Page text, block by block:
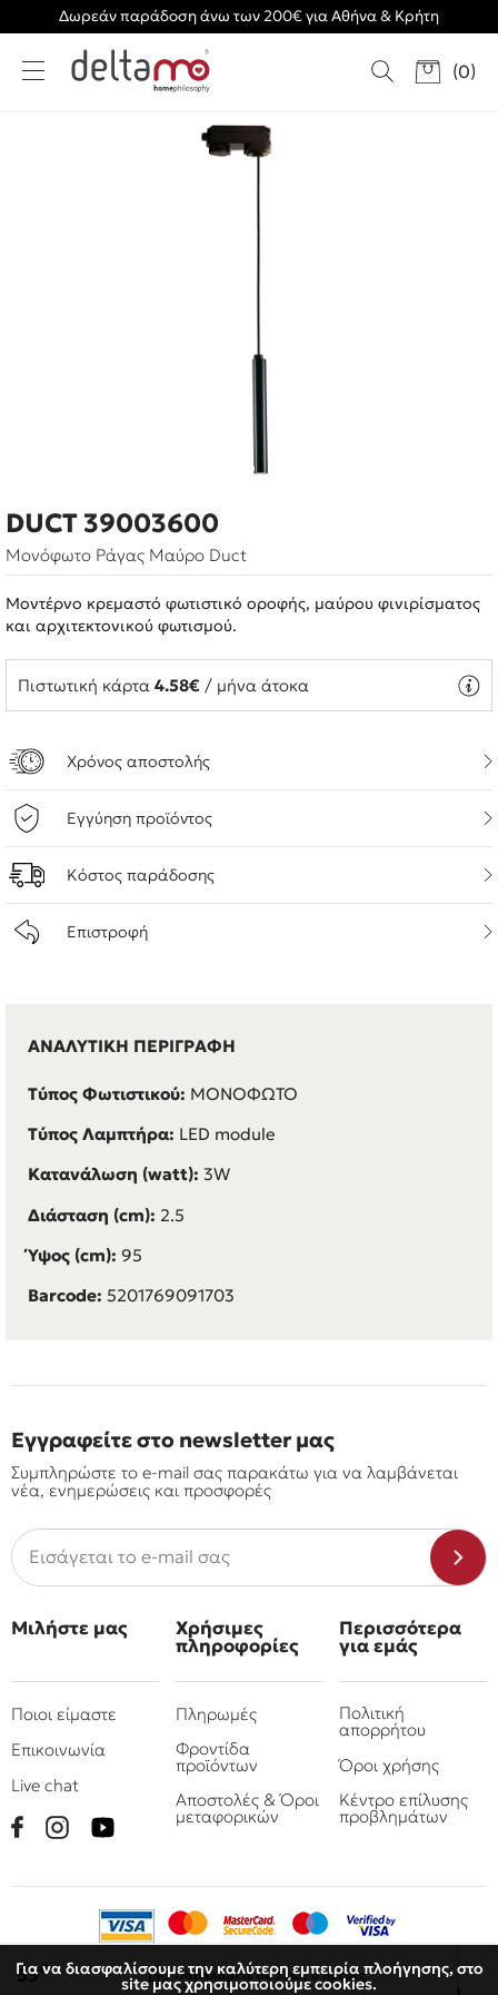
Για να διασφαλίσουμε την καλύτερη εμπειρία πλοήγησης, στο
site μας χρησιμοποιούμε cookies.
Δωρεάν παράδοση άνω των 200€ για Αθήνα & Κρήτη
(0)
DUCT 39003600
Μονόφωτο Ράγας Μαύρο Duct
Μοντέρνο κρεμαστό φωτιστικό οροφής, μαύρου φινιρίσματος
και αρχιτεκτονικού φωτισμού.
Πιστωτική κάρτα 4.58€ / μήνα άτοκα
55 € Παραλάβετε σε 3 έως 6 ημέρες
Χρόνος αποστολής
Εγγύηση προϊόντος
Κόστος παράδοσης
Επιστροφή
ΑΝΑΛΥΤΙΚΗ ΠΕΡΙΓΡΑΦΗ
Τύπος Φωτιστικού: ΜΟΝΟΦΩΤΟ
Τύπος Λαμπτήρα: LED module
Κατανάλωση (watt): 3W
Διάσταση (cm): 2.5
Ύψος (cm): 95
Barcode: 5201769091703
Εγγραφείτε στο newsletter μας
Συμπληρώστε το e-mail σας παρακάτω για να λαμβάνεται
νέα, ενημερώσεις και προσφορές
Μιλήστε μας
Ποιοι είμαστε
Επικοινωνία
Live chat
Χρήσιμες
πληροφορίες
Πληρωμές
Φροντίδα
προϊόντων
Αποστολές & Όροι
μεταφορικών
Περισσότερα
για εμάς
Πολιτική
απορρήτου
Όροι χρήσης
Κέντρο επίλυσης
προβλημάτων